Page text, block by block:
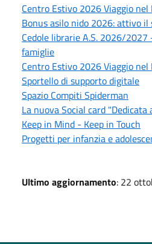
Centro Estivo 2026 Viaggio nel
Bonus asilo nido 2026: attivo il
Cedole librarie A.S. 2026/
famiglie
Centro Estivo 2026 Viaggio nel
Sportello di supporto digitale
Spazio Compiti Spiderman
La nuova Social card "Dedicata
Keep in Mind - Keep in Touch
Progetti per infanzia e
Ultimo aggiornamento: 22